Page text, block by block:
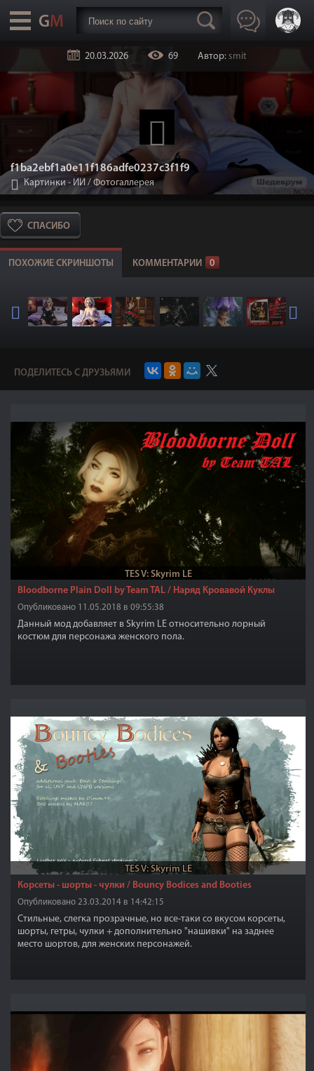
20.03.2026 69 Автор: smit
f1ba2ebf1a0e11f186adfe0237c3f1f9
Картинки - ИИ / Фотогаллерея
СПАСИБО
ПОХОЖИЕ СКРИНШОТЫ КОММЕНТАРИИ 0
ПОДЕЛИТЕСЬ С ДРУЗЬЯМИ
TES V: Skyrim LE
Bloodborne Plain Doll by Team TAL / Наряд Кровавой Куклы
Опубликовано 11.05.2018 в 09:55:38
Данный мод добавляет в Skyrim LE относительно лорный
костюм для персонажа женского пола.
TES V: Skyrim LE
Корсеты - шорты - чулки / Bouncy Bodices and Booties
Опубликовано 23.03.2014 в 14:42:15
Стильные, слегка прозрачные, но все-таки со вкусом корсеты,
шорты, гетры, чулки + дополнительно "нашивки" на заднее
место шортов, для женских персонажей.